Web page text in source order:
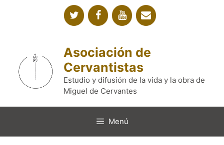
Asociación de
Cervantistas
Estudio y difusión de la vida y la obra de
Miguel de Cervantes
Menú